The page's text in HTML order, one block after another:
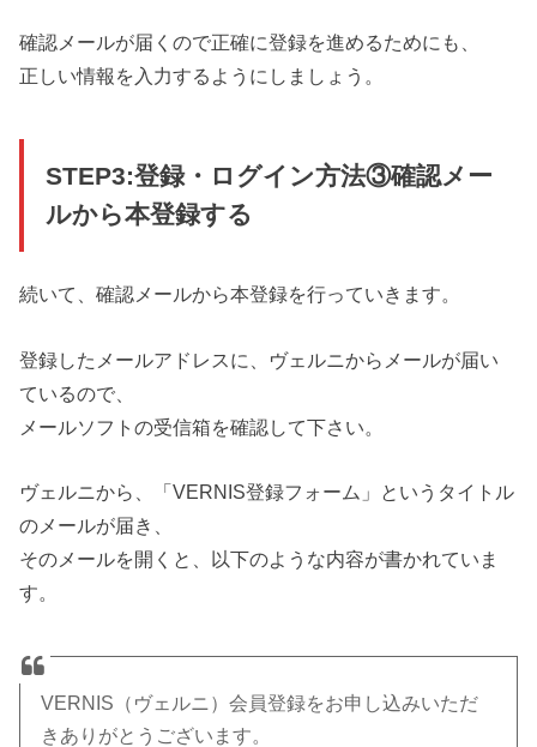
確認メールが届くので正確に登録を進めるためにも、
正しい情報を入力するようにしましょう。
STEP3:登録・ログイン方法③確認メー
ルから本登録する
続いて、確認メールから本登録を行っていきます。
登録したメールアドレスに、ヴェルニからメールが届い
ているので、
メールソフトの受信箱を確認して下さい。
ヴェルニから、「VERNIS登録フォーム」というタイトル
のメールが届き、
そのメールを開くと、以下のような内容が書かれていま
す。
VERNIS（ヴェルニ）会員登録をお申し込みいただ
きありがとうございます。